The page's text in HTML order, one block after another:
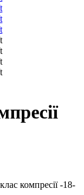
компресії -18-